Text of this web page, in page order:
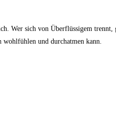
Wer sich von Überflüssigem
wohlfühlen und durchatmen kann.